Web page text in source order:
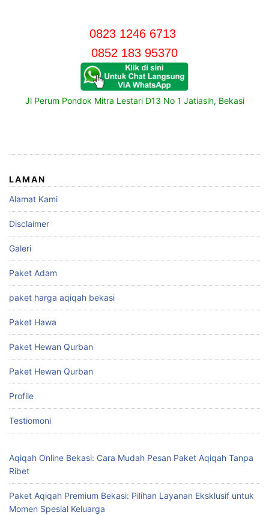
0823 1246 6713
0852 183 95370
Jl Perum Pondok Mitra Lestari D13 No 1 Jatiasih, Bekasi
LAMAN
Alamat Kami
Disclaimer
Galeri
Paket Adam
paket harga aqiqah bekasi
Paket Hawa
Paket Hewan Qurban
Paket Hewan Qurban
Profile
Testiomoni
Aqiqah Online Bekasi: Cara Mudah Pesan Paket Aqiqah Tanpa
Ribet
Paket Aqiqah Premium Bekasi: Pilihan Layanan Eksklusif untuk
Momen Spesial Keluarga